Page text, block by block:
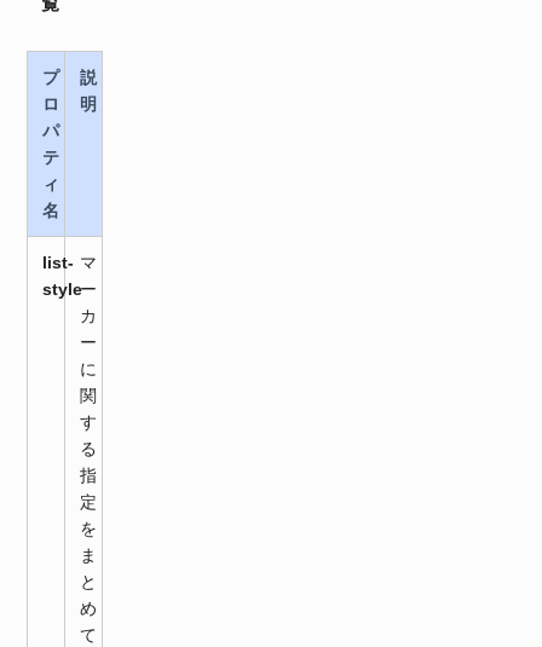
プ
ロ
パ
テ
ィ
名
説
明
list-
style
マ
ー
カ
ー
に
関
す
る
指
定
を
ま
と
め
て